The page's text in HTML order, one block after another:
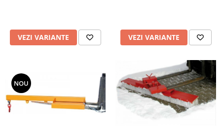
VEZI VARIANTE VEZI VARIANTE
NOU